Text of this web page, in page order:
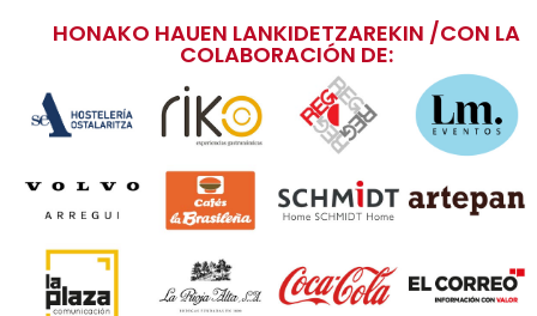
HONAKO HAUEN LANKIDETZAREKIN /CON LA
COLABORACIÓN DE: